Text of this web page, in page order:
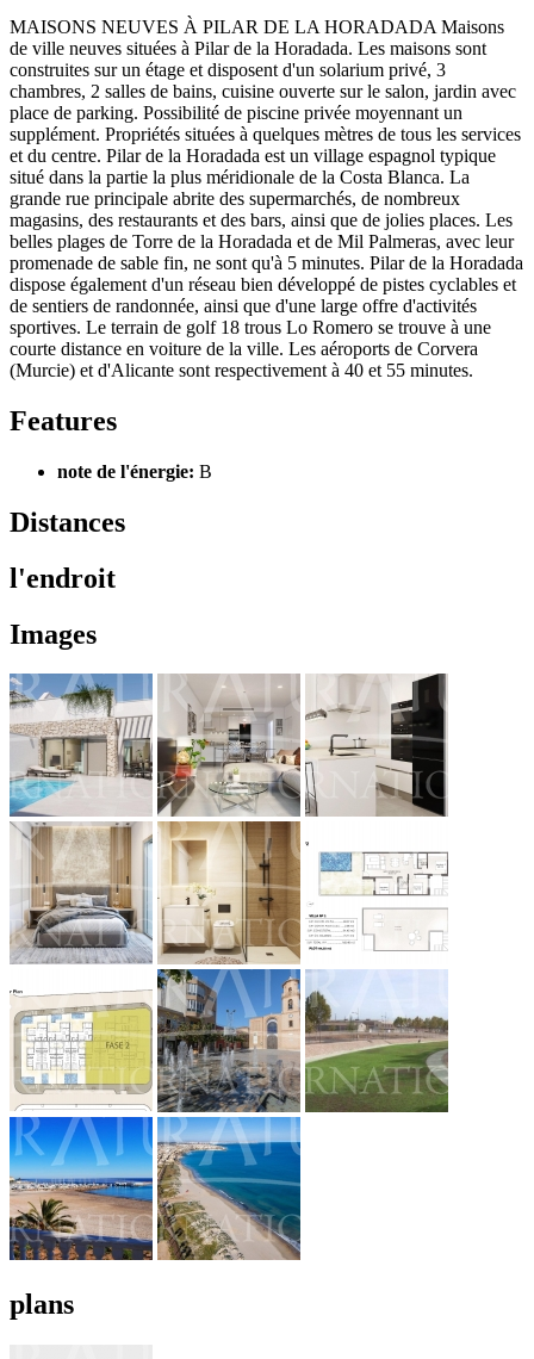
MAISONS NEUVES À PILAR DE LA HORADADA Maisons
de ville neuves situées à Pilar de la Horadada. Les maisons sont
construites sur un étage et disposent d'un solarium privé, 3
chambres, 2 salles de bains, cuisine ouverte sur le salon, jardin avec
place de parking. Possibilité de piscine privée moyennant un
supplément. Propriétés situées à quelques mètres de tous les services
et du centre. Pilar de la Horadada est un village espagnol typique
situé dans la partie la plus méridionale de la Costa Blanca. La
grande rue principale abrite des supermarchés, de nombreux
magasins, des restaurants et des bars, ainsi que de jolies places. Les
belles plages de Torre de la Horadada et de Mil Palmeras, avec leur
promenade de sable fin, ne sont qu'à 5 minutes. Pilar de la Horadada
dispose également d'un réseau bien développé de pistes cyclables et
de sentiers de randonnée, ainsi que d'une large offre d'activités
sportives. Le terrain de golf 18 trous Lo Romero se trouve à une
courte distance en voiture de la ville. Les aéroports de Corvera
(Murcie) et d'Alicante sont respectivement à 40 et 55 minutes.
Features
note de l'énergie: B
Distances
l'endroit
Images
plans